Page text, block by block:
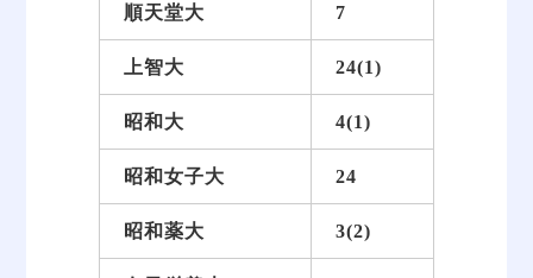
順天堂大 7
上智大 24(1)
昭和大 4(1)
昭和女子大 24
昭和薬大 3(2)